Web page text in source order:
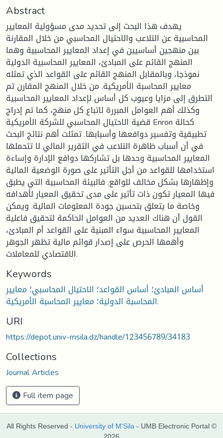
Abstract
يهدف هذا البحث إلى تحديد مدى مسؤولية المعايير
المحاسبية عن التلاعب والاحتيال المحاسبي من خلال المقارنة
بين منهجين أساسيين في إعداد المعايير المحاسبية وهما
المنهج القائم على المبادئ، المعايير المحاسبية الدولية
نموذجا، وبالمقابل المنهج القائم على القواعد الذي تمثله
معايير المحاسبة الأمريكية. من خلال المنهج المقارن تم
التطرق إلى مزايا وعيوب كل أساس لإعداد المعايير المحاسبية
وكذلك أهم العوامل المبررة لاتباع كل منهج، كما تم إدراج
قضية الاحتيال المحاسبي للشركة الأمريكية Enron كحالة
تطبيقية وتفسير دوافعها وأسبابها. تمثلت أهم نتائج البحث
في أن أسباب ظاهرة التلاعب في التقرير المالي لا تتحملها
المعايير المحاسبية وحدها بل تشاركها دوافع الإدارة وإساءة
استخدامها للقواعد من أجل التأثير على صورة الوضعية المالية
وإظهارها بشكل مخالف للواقع. فالبيئة المحاسبية التي يطبق
فيها المعيار تكون ذات تأثير على مدى تحقيق المعيار لأهدافه
وخاصة ما يتعلق بتحسين جودة المعلومات المالية. ويمكن
القول أن هناك العديد من العوامل الحاكمة لتحقيق فاعلية
المعايير المحاسبية سواء المبنية على القواعد أم المبادئ،
وأهمها الحرص على إصدار قوائم مالية تظهر الجوهر
الاقتصادي للمعاملات.
Keywords
أساس المبادئ؛ أساس القواعد؛ الاحتيال المحاسبي؛ معايير
المحاسبة الدولية؛ معايير المحاسبة الأمريكية.
URI
https://depot.univ-msila.dz/handle/123456789/34183
Collections
Journal Articles
Full item page
All Rights Reserved - University of M'Sila - UMB Electronic Portal ©